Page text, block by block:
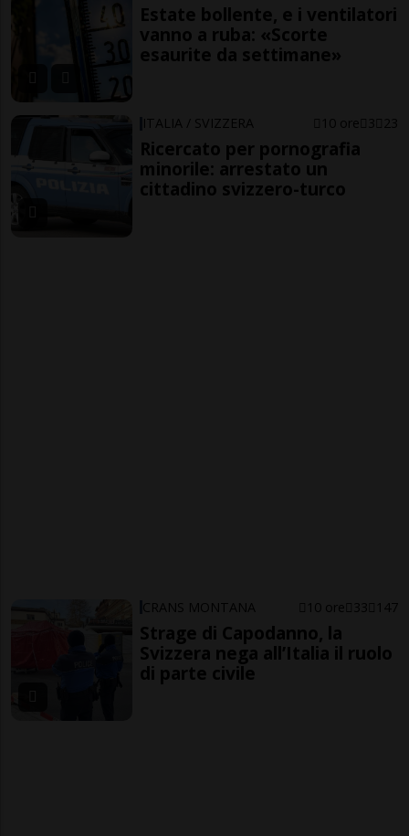
Estate bollente, e i ventilatori
vanno a ruba: «Scorte
esaurite da settimane»
ITALIA / SVIZZERA 10 ore 3 23
Ricercato per pornografia
minorile: arrestato un
cittadino svizzero-turco
CRANS MONTANA 10 ore 33 147
Strage di Capodanno, la
Svizzera nega all’Italia il ruolo
di parte civile